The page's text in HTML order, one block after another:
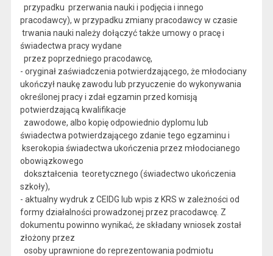
przypadku przerwania nauki i podjęcia i innego
pracodawcy), w przypadku zmiany pracodawcy w czasie
trwania nauki należy dołączyć także umowy o pracę i
świadectwa pracy wydane
przez poprzedniego pracodawcę,
- oryginał zaświadczenia potwierdzającego, że młodociany
ukończył naukę zawodu lub przyuczenie do wykonywania
określonej pracy i zdał egzamin przed komisją
potwierdzającą kwalifikacje
zawodowe, albo kopię odpowiednio dyplomu lub
świadectwa potwierdzającego zdanie tego egzaminu i
kserokopia świadectwa ukończenia przez młodocianego
obowiązkowego
dokształcenia teoretycznego (świadectwo ukończenia
szkoły),
- aktualny wydruk z CEIDG lub wpis z KRS w zależności od
formy działalności prowadzonej przez pracodawcę. Z
dokumentu powinno wynikać, że składany wniosek został
złożony przez
osoby uprawnione do reprezentowania podmiotu